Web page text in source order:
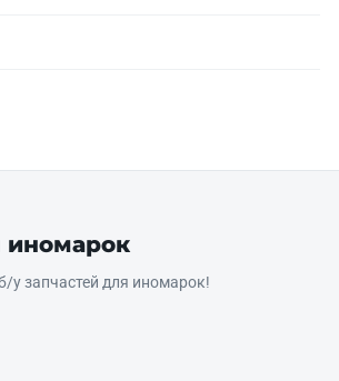
иномарок
у запчастей для иномарок!